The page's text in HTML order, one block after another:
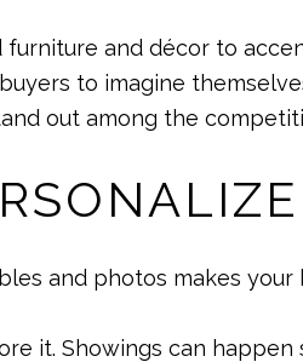
furniture and décor to
to imagine
out among the
and photos makes
it. Showings can